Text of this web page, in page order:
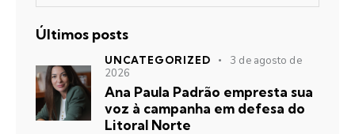
Últimos posts
UNCATEGORIZED
3 de agosto de
2026
Ana Paula Padrão empresta sua
voz à campanha em defesa do
Litoral Norte